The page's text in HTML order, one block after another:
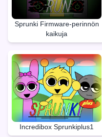
Sprunki Firmware-perinnön
kaikuja
Incredibox Sprunkiplus1